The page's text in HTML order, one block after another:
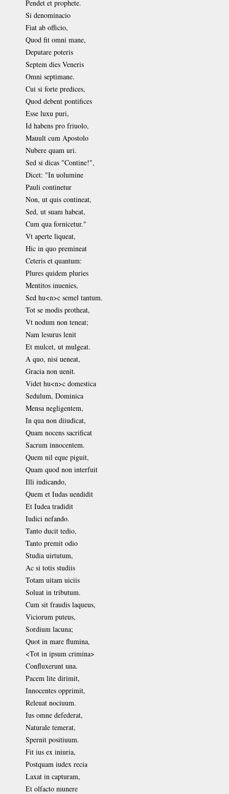
Pendet et prophete.
Si denominacio
Fiat ab officio,
Quod fit omni mane,
Deputare poteris
Septem dies Veneris
Omni septimane.
Cui si forte predices,
Quod debent pontifices
Esse luxu puri,
Id habens pro friuolo,
Mauult cum Apostolo
Nubere quam uri.
Sed si dicas "Contine!",
Dicet: "In uolumine
Pauli continetur
Non, ut quis contineat,
Sed, ut suam habeat,
Cum qua fornicetur."
Vt aperte liqueat,
Hic in quo premineat
Ceteris et quantum:
Plures quidem pluries
Mentitos inuenies,
Sed hu<n>c semel tantum.
Tot se modis protheat,
Vt nodum non teneat;
Nam lesurus lenit
Et mulcet, ut mulgeat.
A quo, nisi ueneat,
Gracia non uenit.
Videt hu<n>c domestica
Sedulum, Dominica
Mensa negligentem,
In qua non diiudicat,
Quam nocens sacrificat
Sacrum innocentem.
Quem nil eque piguit,
Quam quod non interfuit
Illi iudicando,
Quem et Iudas uendidit
Et Iudea tradidit
Iudici nefando.
Tanto ducit tedio,
Tanto premit odio
Studia uirtutum,
Ac si totis studiis
Totam uitam uiciis
Soluat in tributum.
Cum sit fraudis laqueus,
Viciorum puteus,
Sordium lacuna;
Quot in mare flumina,
<Tot in ipsum crimina>
Confluxerunt una.
Pacem lite dirimit,
Innocentes opprimit,
Releuat nociuum.
Ius omne defederat,
Naturale temerat,
Spernit positiuum.
Fit ius ex iniuria,
Postquam iudex recia
Laxat in capturam,
Et olfacto munere